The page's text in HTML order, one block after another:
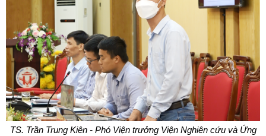
TS. Trần Trung Kiên - Phó Viện trưởng Viện Nghiên cứu và Ứng